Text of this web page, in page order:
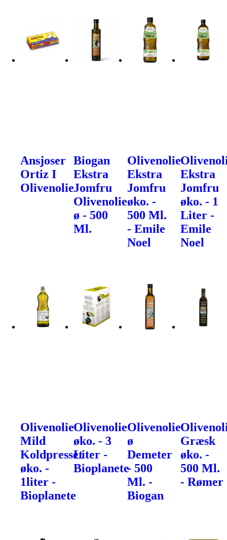
Ansjoser
Ortiz I
Olivenolie
Biogan
Ekstra
Jomfru
Olivenolie
ø - 500
Ml.
Olivenolie
Ekstra
Jomfru
øko. -
500 Ml.
- Emile
Noel
Ekstra
Jomfru
øko. - 1
Liter -
Emile
Noel
Olivenolie
Mild
Koldpresset
øko. -
1liter -
Bioplanete
Olivenolie
øko. - 3
Liter -
Bioplanete
Olivenolie
ø
Demeter
- 500
Ml. -
Biogan
Græsk
øko. -
500 Ml.
- Rømer